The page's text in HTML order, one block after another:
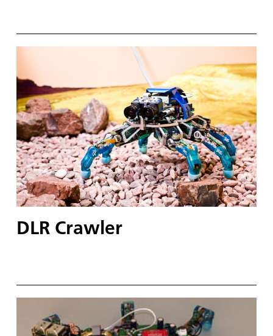
DLR Crawler